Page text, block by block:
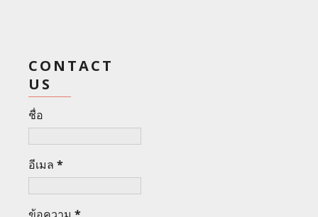
CONTACT
US
ชื่อ
อีเมล *